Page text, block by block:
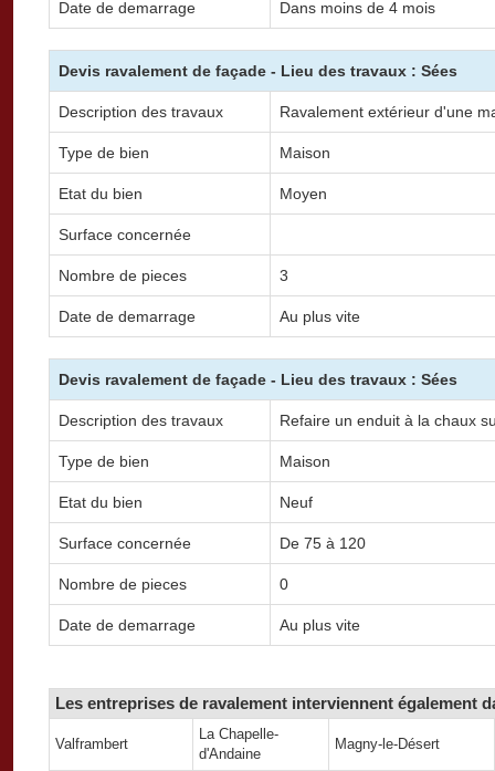
Date de demarrage Dans moins de 4 mois
Devis ravalement de façade - Lieu des travaux : Sées
Description des travaux Ravalement extérieur d'une
Type de bien Maison
Etat du bien Moyen
Surface concernée
Nombre de pieces 3
Date de demarrage Au plus vite
Devis ravalement de façade - Lieu des travaux : Sées
Description des travaux Refaire un enduit à la chaux
Type de bien Maison
Etat du bien Neuf
Surface concernée De 75 à 120
Nombre de pieces 0
Date de demarrage Au plus vite
Les entreprises de ravalement interviennent également
Valframbert
La Chapelle-
d'Andaine
Magny-le-Désert